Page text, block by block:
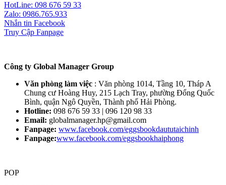
HotLine: 098 676 59 33
Zalo: 0986.765.933
Nhắn tin Facebook
Truy Cập Fanpage
Công ty Global Manager Group
Văn phòng làm việc : Văn phòng 1014, Tầng 10, Tháp A
Chung cư Hoàng Huy, 215 Lạch Tray, phường Đổng Quốc
Bình, quận Ngô Quyền, Thành phố Hải Phòng.
Hotline: 098 676 59 33 | 096 120 98 33
Email: globalmanager.hp@gmail.com
Fanpage: www.facebook.com/eggsbookdaututaichinh
Fanpage:www.facebook.com/eggsbookhaiphong
POP